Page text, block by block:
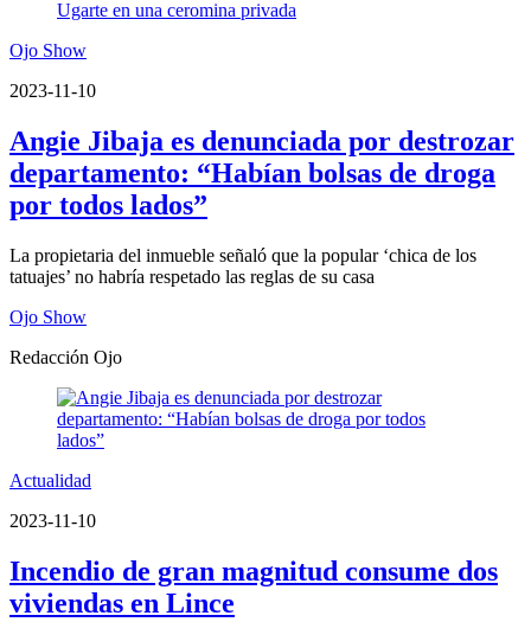
Ojo Show
2023-11-10
Angie Jibaja es denunciada por destrozar
departamento: “Habían bolsas de droga
por todos lados”
La propietaria del inmueble señaló que la popular ‘chica de los
tatuajes’ no habría respetado las reglas de su casa
Ojo Show
Redacción Ojo
Actualidad
2023-11-10
Incendio de gran magnitud consume dos
viviendas en Lince